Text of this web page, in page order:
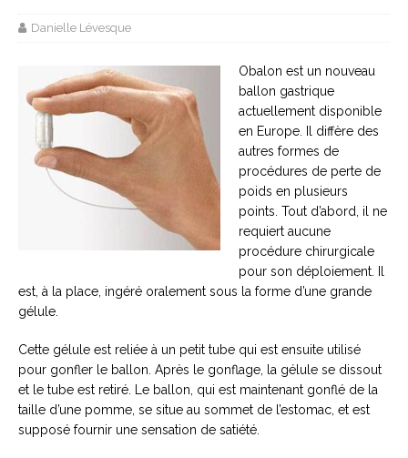
Danielle Lévesque
Obalon est un nouveau
ballon gastrique
actuellement disponible
en Europe. Il diffère des
autres formes de
procédures de perte de
poids en plusieurs
points. Tout d’abord, il ne
requiert aucune
procédure chirurgicale
pour son déploiement. Il
est, à la place, ingéré oralement sous la forme d’une grande
gélule.
Cette gélule est reliée à un petit tube qui est ensuite utilisé
pour gonfler le ballon. Après le gonflage, la gélule se dissout
et le tube est retiré. Le ballon, qui est maintenant gonflé de la
taille d’une pomme, se situe au sommet de l’estomac, et est
supposé fournir une sensation de satiété.